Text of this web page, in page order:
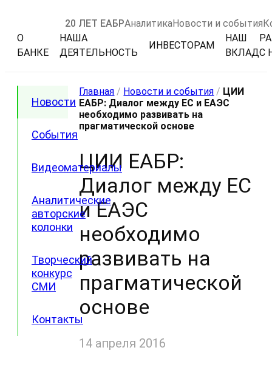
20 ЛЕТ ЕАБРАналитикаНовости и события
О
БАНКЕ
НАША
ДЕЯТЕЛЬНОСТЬ
ИНВЕСТОРАМ
НАШ
ВКЛАДС
Новости
События
Видеоматериалы
Аналитические
авторские
колонки
Творческий
конкурс
СМИ
Контакты
Главная / Новости и события / ЦИИ
ЕАБР: Диалог между ЕС и ЕАЭС
необходимо развивать на
прагматической основе
ЦИИ ЕАБР:
Диалог между ЕС
и ЕАЭС
необходимо
развивать на
прагматической
основе
14 апреля 2016